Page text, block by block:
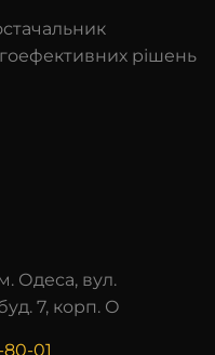
рішень
Одеса, вул.
7, корп. О
01